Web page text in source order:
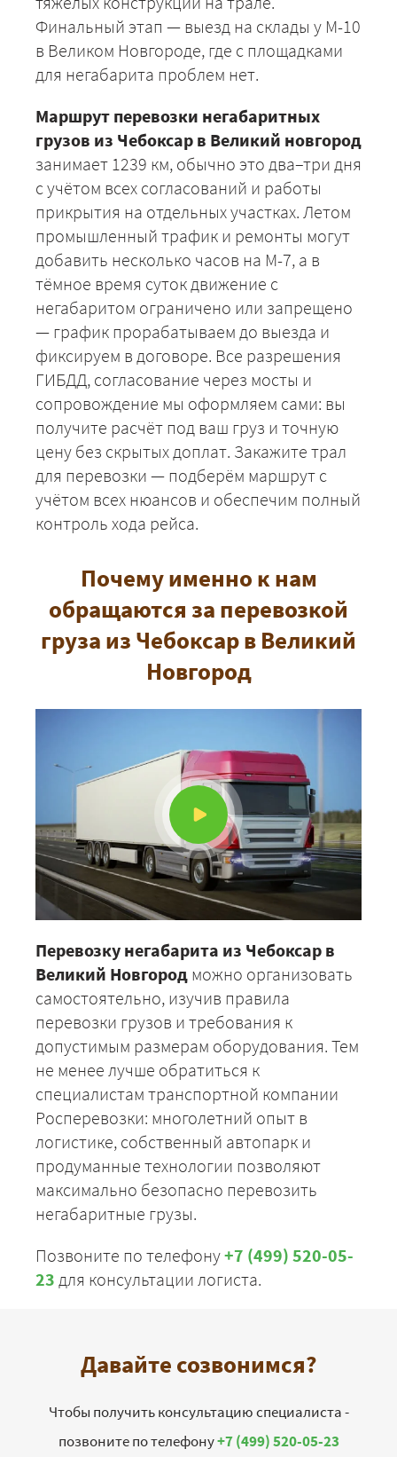
Финальный этап — выезд на склады у М-10
в Великом Новгороде, где с площадками
для негабарита проблем нет.
Маршрут перевозки негабаритных
грузов из Чебоксар в Великий новгород
занимает 1239 км, обычно это два–три дня
с учётом всех согласований и работы
прикрытия на отдельных участках. Летом
промышленный трафик и ремонты могут
добавить несколько часов на М-7, а в
тёмное время суток движение с
негабаритом ограничено или запрещено
— график прорабатываем до выезда и
фиксируем в договоре. Все разрешения
ГИБДД, согласование через мосты и
сопровождение мы оформляем сами: вы
получите расчёт под ваш груз и точную
цену без скрытых доплат. Закажите трал
для перевозки — подберём маршрут с
учётом всех нюансов и обеспечим полный
контроль хода рейса.
Почему именно к нам
обращаются за перевозкой
груза из Чебоксар в Великий
Новгород
Перевозку негабарита из Чебоксар в
Великий Новгород можно организовать
самостоятельно, изучив правила
перевозки грузов и требования к
допустимым размерам оборудования. Тем
не менее лучше обратиться к
специалистам транспортной компании
Росперевозки: многолетний опыт в
логистике, собственный автопарк и
продуманные технологии позволяют
максимально безопасно перевозить
негабаритные грузы.
Позвоните по телефону+7 (499) 520-05-
23 для консультации логиста.
Давайте созвонимся?
Чтобы получить консультацию специалиста -
позвоните по телефону+7 (499) 520-05-23
ЗАКАЗАТЬ